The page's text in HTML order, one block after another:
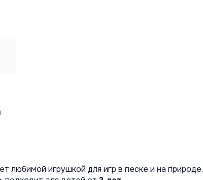
любимой игрушкой для игр в песке и на природе.